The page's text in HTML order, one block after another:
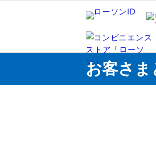
お客さ